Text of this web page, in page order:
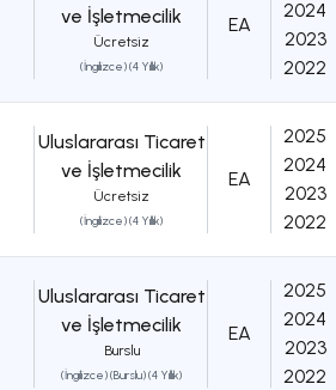
ve İşletmecilik
Ücretsiz
(İngilizce) (4 Yıllık)
EA
2024
2023
2022
Uluslararası Ticaret
ve İşletmecilik
Ücretsiz
(İngilizce) (4 Yıllık)
EA
2025
2024
2023
2022
Uluslararası Ticaret
ve İşletmecilik
Burslu
(İngilizce) (Burslu) (4 Yıllık)
EA
2025
2024
2023
2022